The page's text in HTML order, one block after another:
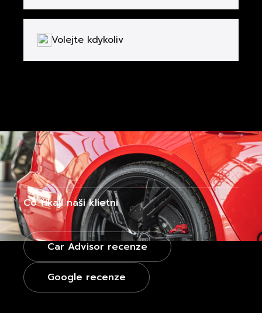
Volejte kdykoliv
Co říkají naši klietni
Car Advisor recenze
Google recenze